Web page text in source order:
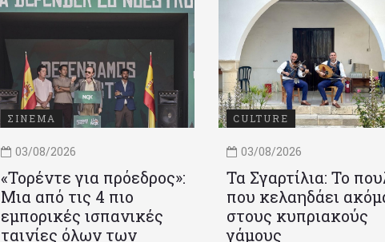
ΣΙΝΕΜΑ
03/08/2026
«Τορέντε για πρόεδρος»:
Mια από τις 4 πιο
εμπορικές ισπανικές
ταινίες όλων των
CULTURE
03/08/2026
Τα Σγαρτίλια: Το
που κελαηδάει
στους κυπριακούς
γάμους